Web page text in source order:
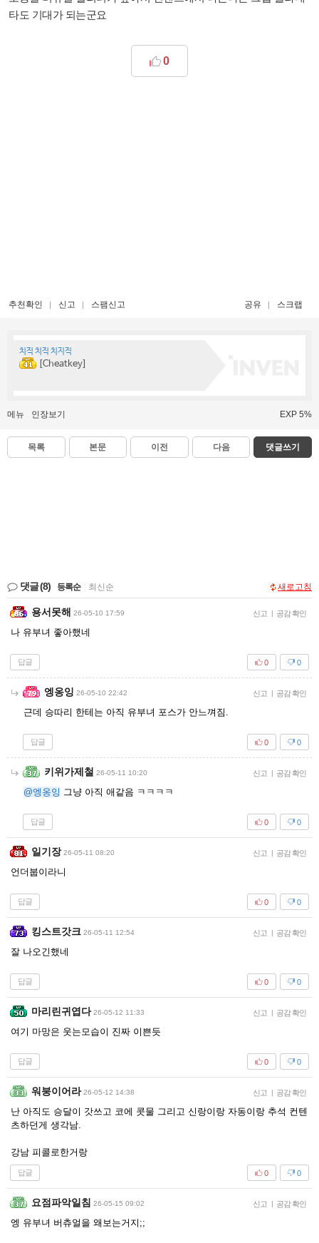
타도 기대가 되는군요
0
추천확인 신고 스팸신고 공유 스크랩
치직 치직 치지직
[Cheatkey]
메뉴 인장보기 EXP 5%
목록 본문 이전 다음 댓글쓰기
댓글(8) 등록순 최신순 새로고침
용서못해 26-05-10 17:59 신고 | 공감 확인
나 유부녀 좋아했네
답글 0
0
엥옹잉 26-05-10 22:42 신고 | 공감 확인
근데 승따리 한테는 아직 유부녀 포스가 안느껴짐.
답글 0
0
키위가제철 26-05-11 10:20 신고 | 공감 확인
@엥옹잉 그냥 아직 애같음 ㅋㅋㅋㅋ
답글 0
0
일기장 26-05-11 08:20 신고 | 공감 확인
언더붑이라니
답글 0
0
킹스트갓크 26-05-11 12:54 신고 | 공감 확인
잘 나오긴했네
답글 0
0
마리린귀엽다 26-05-12 11:33 신고 | 공감 확인
여기 마망은 웃는모습이 진짜 이쁜듯
답글 0
0
워붕이어라 26-05-12 14:38 신고 | 공감 확인
난 아직도 승달이 갓쓰고 코에 콧물 그리고 신랑이랑 자동이랑 추석 컨텐
츠하던게 생각남.
강남 피콜로한거랑
답글 0
0
요점파악일침 26-05-15 09:02 신고 | 공감 확인
엥 유부녀 버츄얼을 왜보는거지;;